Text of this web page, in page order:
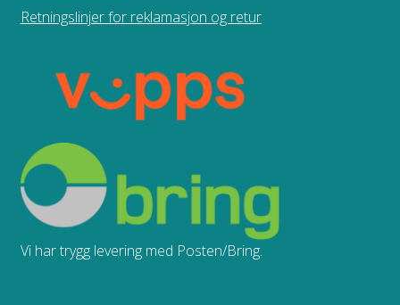
Retningslinjer for reklamasjon og retur
Vi har trygg levering med Posten/Bring.